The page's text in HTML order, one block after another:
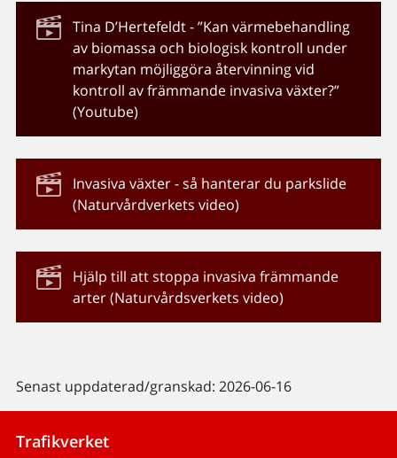
Tina D’Hertefeldt - ”Kan värmebehandling
av biomassa och biologisk kontroll under
markytan möjliggöra återvinning vid
kontroll av främmande invasiva växter?”
(Youtube)
Invasiva växter - så hanterar du parkslide
(Naturvårdverkets video)
Hjälp till att stoppa invasiva främmande
arter (Naturvårdsverkets video)
Senast uppdaterad/granskad: 2026-06-16
Trafikverket